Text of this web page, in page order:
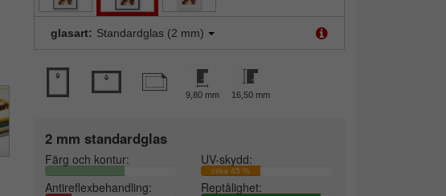
glasart: Standardglas (2 mm)
9,80 mm 16,50 mm
2 mm standardglas
Färg och kontur: UV-skydd:
cirka 45 %
Antireflexbehandling: Reptålighet: